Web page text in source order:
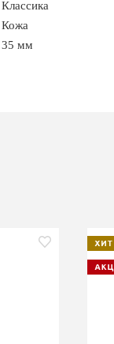
Классика
Кожа
35 мм